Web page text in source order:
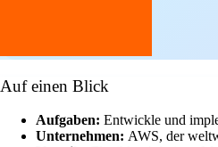
Auf einen Blick
Aufgaben: Entwickle und
Unternehmen: AWS, der